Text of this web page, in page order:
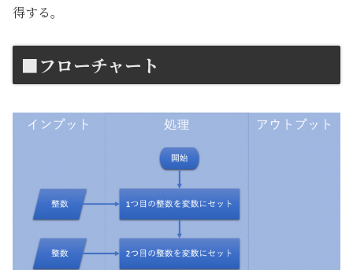
得する。
■フローチャート